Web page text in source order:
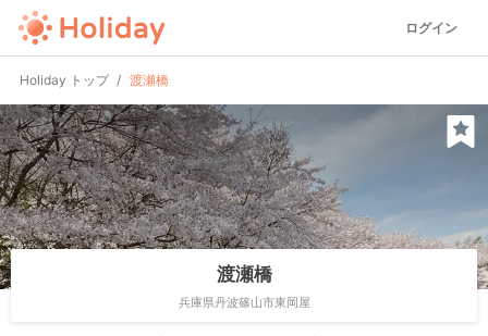
ログイン
Holiday トップ 渡瀬橋
渡瀬橋
兵庫県丹波篠山市東岡屋